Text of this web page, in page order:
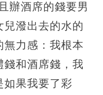
辦酒席的錢要男
潑出去的水的
力感：我根本
和酒席錢，我
如果我要了彩